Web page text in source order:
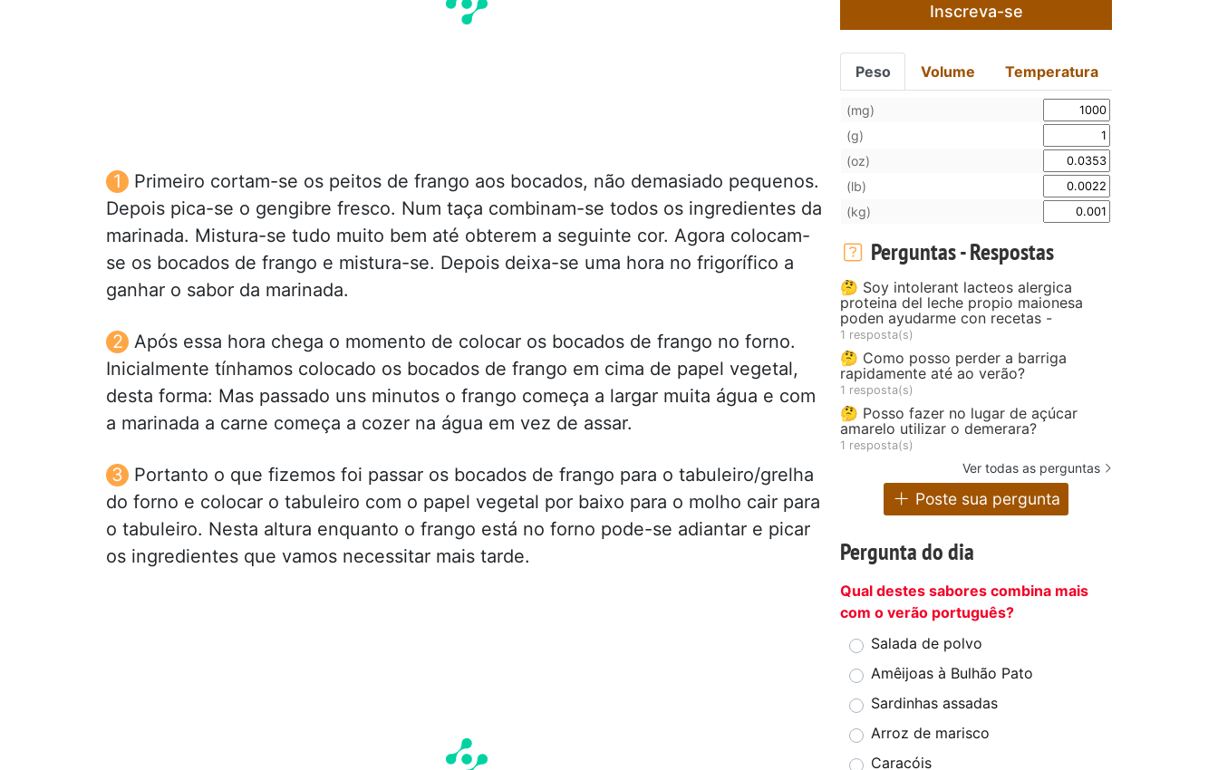
Primeiro cortam-se os peitos de frango aos bocados, não demasiado pequenos.
Depois pica-se o gengibre fresco. Num taça combinam-se todos os ingredientes da
marinada. Mistura-se tudo muito bem até obterem a seguinte cor. Agora colocam-
se os bocados de frango e mistura-se. Depois deixa-se uma hora no frigorífico a
ganhar o sabor da marinada.
Após essa hora chega o momento de colocar os bocados de frango no forno.
Inicialmente tínhamos colocado os bocados de frango em cima de papel vegetal,
desta forma: Mas passado uns minutos o frango começa a largar muita água e com
a marinada a carne começa a cozer na água em vez de assar.
Portanto o que fizemos foi passar os bocados de frango para o tabuleiro/grelha
do forno e colocar o tabuleiro com o papel vegetal por baixo para o molho cair para
o tabuleiro. Nesta altura enquanto o frango está no forno pode-se adiantar e picar
os ingredientes que vamos necessitar mais tarde.
Inscreva-se
Peso Volume Temperatura
(mg)
(g)
(oz)
(lb)
(kg)
Perguntas - Respostas
🤔 Soy intolerant lacteos alergica
proteina del leche propio maionesa
poden ayudarme con recetas -
1 resposta(s)
🤔 Como posso perder a barriga
rapidamente até ao verão?
1 resposta(s)
🤔 Posso fazer no lugar de açúcar
amarelo utilizar o demerara?
1 resposta(s)
Ver todas as perguntas
Poste sua pergunta
Pergunta do dia
Qual destes sabores combina mais
com o verão português?
Salada de polvo
Amêijoas à Bulhão Pato
Sardinhas assadas
Arroz de marisco
Caracóis